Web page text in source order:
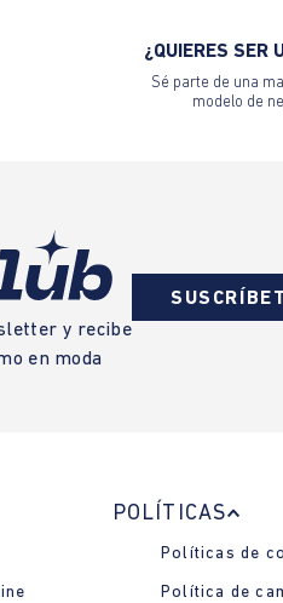
¿QUIERES SER
Sé parte de una
modelo de
y recibe
en moda
POLÍTICAS
Políticas de
Política de